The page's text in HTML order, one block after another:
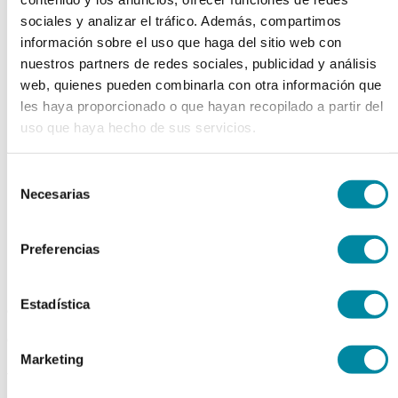
sociales y analizar el tráfico. Además, compartimos
información sobre el uso que haga del sitio web con
nuestros partners de redes sociales, publicidad y análisis
web, quienes pueden combinarla con otra información que
les haya proporcionado o que hayan recopilado a partir del
uso que haya hecho de sus servicios.
Necesarias
Preferencias
Estadística
Marketing
chevron_left chevron_right
adquiriendo este producto